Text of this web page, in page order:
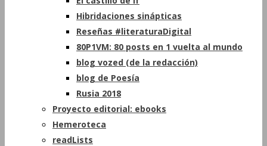
Hibridaciones sinápticas
Reseñas #literaturaDigital
80P1VM: 80 posts en 1 vuelta al mundo
blog vozed (de la redacción)
blog de Poesía
Rusia 2018
Proyecto editorial: ebooks
Hemeroteca
readLists